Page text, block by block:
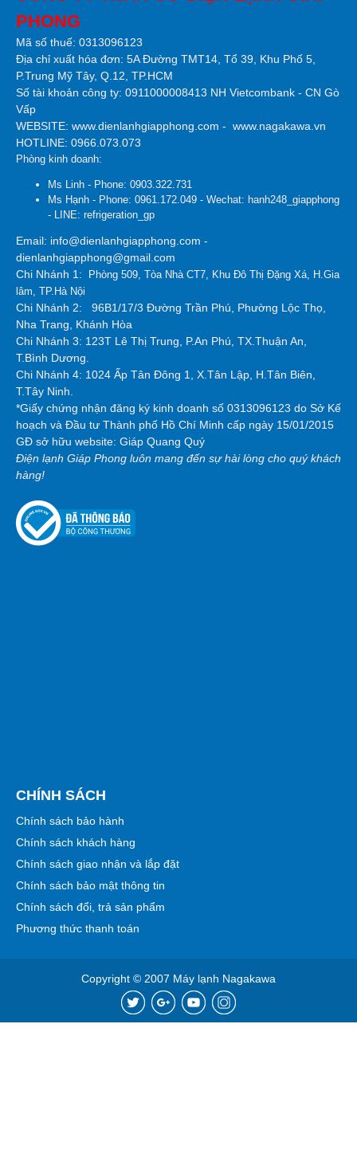
PHONG
Mã số thuế: 0313096123
Địa chỉ xuất hóa đơn: 5A Đường TMT14, Tổ 39, Khu Phố 5,
P.Trung Mỹ Tây, Q.12, TP.HCM
Số tài khoản công ty: 0911000008413 NH Vietcombank - CN Gò
Vấp
WEBSITE: www.dienlanhgiapphong.com - www.nagakawa.vn
HOTLINE: 0966.073.073
Phòng kinh doanh:
Ms Linh - Phone: 0903.322.731
Ms Hạnh - Phone: 0961.172.049 - Wechat: hanh248_giapphong
- LINE: refrigeration_gp
Email: info@dienlanhgiapphong.com -
dienlanhgiapphong@gmail.com
Chi Nhánh 1:
Phòng 509, Tòa Nhà CT7, Khu Đô Thị Đặng Xá, H.Gia
lâm, TP.Hà Nội
Chi Nhánh 2:
96B1/17/3 Đường Trần Phú, Phường Lộc Thọ,
Nha Trang, Khánh Hòa
Chi Nhánh 3: 123T Lê Thị Trung, P.An Phú, TX.Thuận An,
T.Bình Dương.
Chi Nhánh 4: 1024 Ấp Tân Đông 1, X.Tân Lập, H.Tân Biên,
T.Tây Ninh.
*Giấy chứng nhận đăng ký kinh doanh số 0313096123 do Sở Kế
hoạch và Đầu tư Thành phố Hồ Chí Minh cấp ngày 15/01/2015
GĐ sở hữu website: Giáp Quang Quý
Điện lạnh Giáp Phong luôn mang đến sự hài lòng cho quý khách
hàng!
CHÍNH SÁCH
Chính sách bảo hành
Chính sách khách hàng
Chính sách giao nhận và lắp đặt
Chính sách bảo mật thông tin
Chính sách đổi, trả sản phẩm
Phương thức thanh toán
Copyright © 2007 Máy lạnh Nagakawa